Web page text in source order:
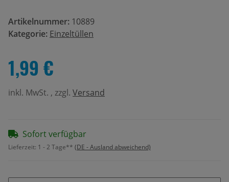
Artikelnummer: 10889
Kategorie: Einzeltüllen
1,99 €
inkl. MwSt. , zzgl. Versand
Sofort verfügbar
Lieferzeit: 1 - 2 Tage** (DE - Ausland abweichend)